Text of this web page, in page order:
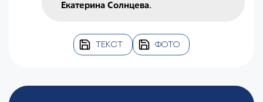
Екатерина Солнцева.
ТЕКСТ ФОТО